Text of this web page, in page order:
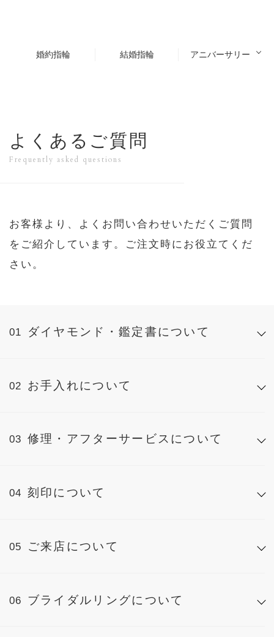
婚約指輪 結婚指輪 アニバーサリー
よくあるご質問
Frequently asked questions
お客様より、よくお問い合わせいただくご質問
をご紹介しています。ご注文時にお役立てくだ
さい。
ダイヤモンド・鑑定書について
お手入れについて
修理・アフターサービスについて
刻印について
ご来店について
ブライダルリングについて